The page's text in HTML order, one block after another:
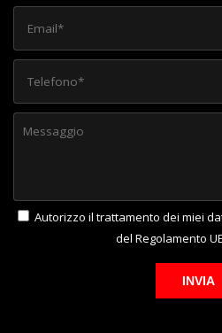
Autorizzo il trattamento dei miei
del Regolamento
Si